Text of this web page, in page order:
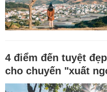
4 điểm đến tuyệt
cho chuyến "xuất